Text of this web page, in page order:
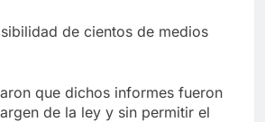
de cientos de medios
que dichos informes fueron
de la ley y sin permitir el